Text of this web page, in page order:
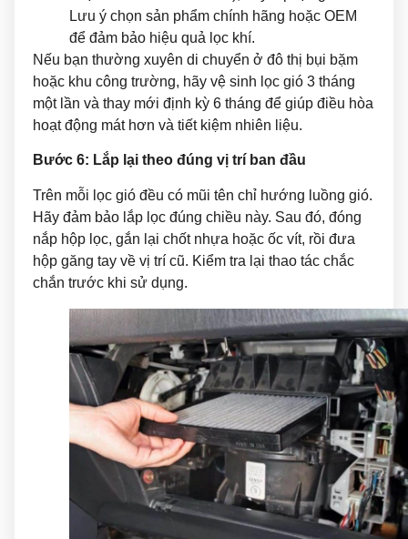
Lưu ý chọn sản phẩm chính hãng hoặc OEM
để đảm bảo hiệu quả lọc khí.
Nếu bạn thường xuyên di chuyển ở đô thị bụi bặm
hoặc khu công trường, hãy vệ sinh lọc gió 3 tháng
một lần và thay mới định kỳ 6 tháng để giúp điều hòa
hoạt động mát hơn và tiết kiệm nhiên liệu.
Bước 6: Lắp lại theo đúng vị trí ban đầu
Trên mỗi lọc gió đều có mũi tên chỉ hướng luồng gió.
Hãy đảm bảo lắp lọc đúng chiều này. Sau đó, đóng
nắp hộp lọc, gắn lại chốt nhựa hoặc ốc vít, rồi đưa
hộp găng tay về vị trí cũ. Kiểm tra lại thao tác chắc
chắn trước khi sử dụng.